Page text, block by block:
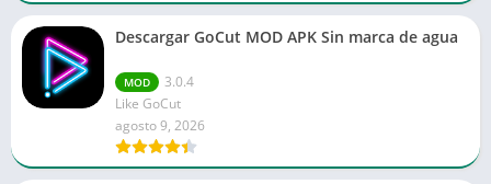
Descargar GoCut MOD APK Sin marca de agua
MOD
3.0.4
Like GoCut
agosto 9, 2026